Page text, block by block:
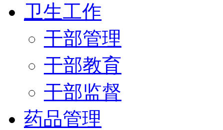
卫生工作
干部管理
干部教育
干部监督
药品管理